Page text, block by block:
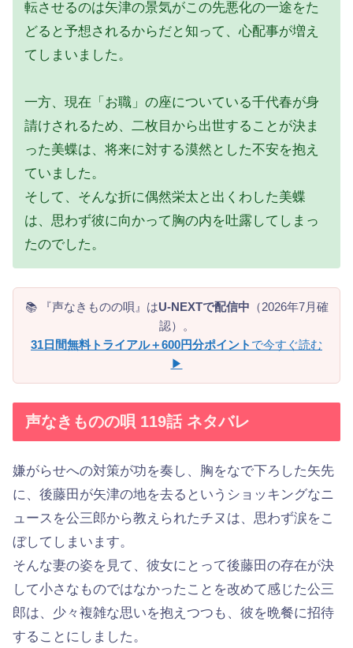
転させるのは矢津の景気がこの先悪化の一途をた
どると予想されるからだと知って、心配事が増え
てしまいました。
一方、現在「お職」の座についている千代春が身
請けされるため、二枚目から出世することが決ま
った美蝶は、将来に対する漠然とした不安を抱え
ていました。
そして、そんな折に偶然栄太と出くわした美蝶
は、思わず彼に向かって胸の内を吐露してしまっ
たのでした。
📚 『声なきものの唄』はU-NEXTで配信中 （2026年7月確
認）。
31日間無料トライアル＋600円分ポイント で今すぐ読む
▶
声なきものの唄 119話 ネタバレ
嫌がらせへの対策が功を奏し、胸をなで下ろした矢先
に、後藤田が矢津の地を去るというショッキングなニ
ュースを公三郎から教えられたチヌは、思わず涙をこ
ぼしてしまいます。
そんな妻の姿を見て、彼女にとって後藤田の存在が決
して小さなものではなかったことを改めて感じた公三
郎は、少々複雑な思いを抱えつつも、彼を晩餐に招待
することにしました。